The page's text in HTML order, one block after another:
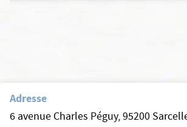
Adresse
6 avenue Charles Péguy, 95200